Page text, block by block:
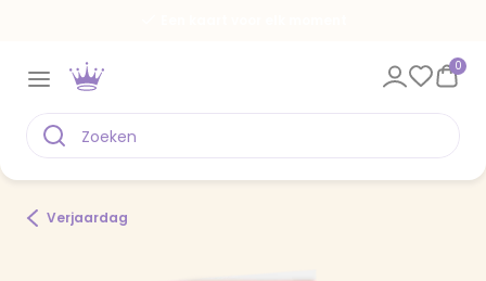
0
Verjaardag